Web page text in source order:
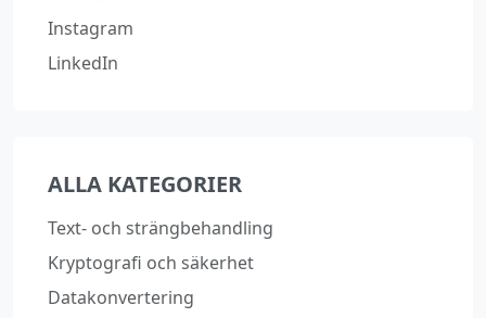
Instagram
LinkedIn
ALLA KATEGORIER
Text‑ och strängbehandling
Kryptografi och säkerhet
Datakonvertering